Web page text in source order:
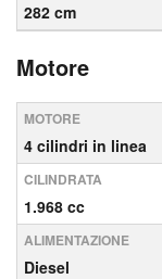
282 cm
Motore
MOTORE
4 cilindri in linea
CILINDRATA
1.968 cc
ALIMENTAZIONE
Diesel